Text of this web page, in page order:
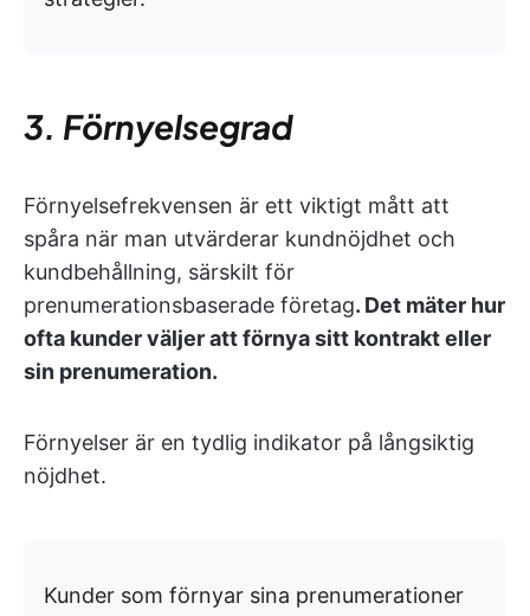
3. Förnyelsegrad
Förnyelsefrekvensen är ett viktigt mått att
spåra när man utvärderar kundnöjdhet och
kundbehållning, särskilt för
prenumerationsbaserade företag. Det mäter hur
ofta kunder väljer att förnya sitt kontrakt eller
sin prenumeration.
Förnyelser är en tydlig indikator på långsiktig
nöjdhet.
Kunder som förnyar sina prenumerationer